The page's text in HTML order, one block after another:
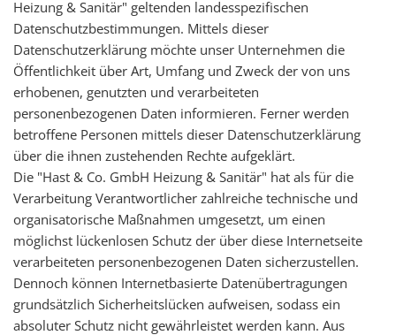
Heizung & Sanitär" geltenden landesspezifischen
Datenschutzbestimmungen. Mittels dieser
Datenschutzerklärung möchte unser Unternehmen die
Öffentlichkeit über Art, Umfang und Zweck der von uns
erhobenen, genutzten und verarbeiteten
personenbezogenen Daten informieren. Ferner werden
betroffene Personen mittels dieser Datenschutzerklärung
über die ihnen zustehenden Rechte aufgeklärt.
Die "Hast & Co. GmbH Heizung & Sanitär" hat als für die
Verarbeitung Verantwortlicher zahlreiche technische und
organisatorische Maßnahmen umgesetzt, um einen
möglichst lückenlosen Schutz der über diese Internetseite
verarbeiteten personenbezogenen Daten sicherzustellen.
Dennoch können Internetbasierte Datenübertragungen
grundsätzlich Sicherheitslücken aufweisen, sodass ein
absoluter Schutz nicht gewährleistet werden kann. Aus